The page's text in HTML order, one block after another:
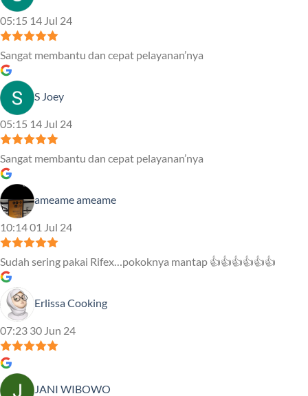
05:15 14 Jul 24
Sangat membantu dan cepat pelayanan’nya
S Joey
05:15 14 Jul 24
Sangat membantu dan cepat pelayanan’nya
ameame ameame
10:14 01 Jul 24
Sudah sering pakai Rifex…pokoknya mantap 👍👍👍👍👍👍
Erlissa Cooking
07:23 30 Jun 24
JANI WIBOWO